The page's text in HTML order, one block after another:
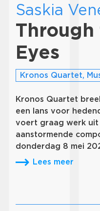
Saskia
Eyes
Kronos Quartet,
Kronos Quartet
een lans voor
voert graag werk uit
aanstormende
donderdag 8 mei
Lees meer